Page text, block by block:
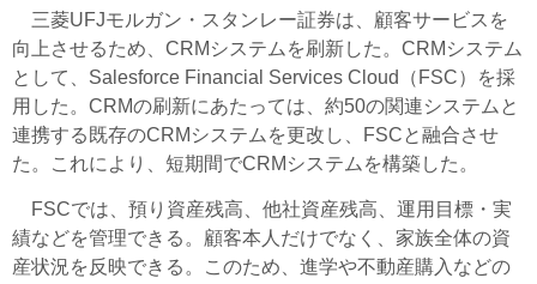
三菱UFJモルガン・スタンレー証券は、顧客サービスを
向上させるため、CRMシステムを刷新した。CRMシステム
として、Salesforce Financial Services Cloud（FSC）を採
用した。CRMの刷新にあたっては、約50の関連システムと
連携する既存のCRMシステムを更改し、FSCと融合させ
た。これにより、短期間でCRMシステムを構築した。
FSCでは、預り資産残高、他社資産残高、運用目標・実
績などを管理できる。顧客本人だけでなく、家族全体の資
産状況を反映できる。このため、進学や不動産購入などの